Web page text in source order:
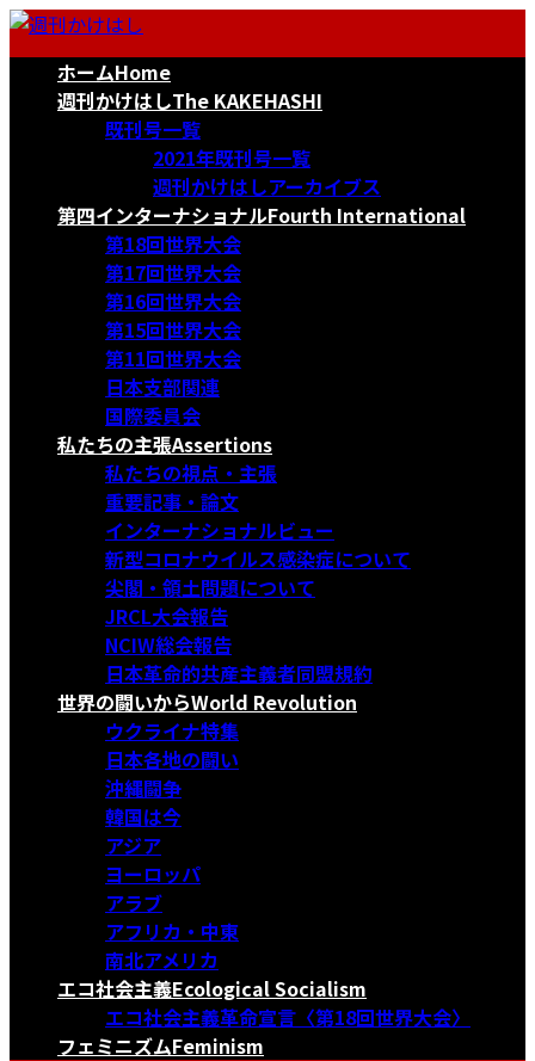
コ
ナ
ホームHome
週刊かけはしThe KAKEHASHI
既刊号一覧
2021年既刊号一覧
週刊かけはしアーカイブス
第四インターナショナルFourth International
第18回世界大会
第17回世界大会
第16回世界大会
第15回世界大会
第11回世界大会
日本支部関連
国際委員会
私たちの主張Assertions
私たちの視点・主張
重要記事・論文
インターナショナルビュー
新型コロナウイルス感染症について
尖閣・領土問題について
JRCL大会報告
NCIW総会報告
日本革命的共産主義者同盟規約
世界の闘いからWorld Revolution
ウクライナ特集
日本各地の闘い
沖縄闘争
韓国は今
アジア
ヨーロッパ
アラブ
アフリカ・中東
南北アメリカ
エコ社会主義Ecological Socialism
エコ社会主義革命宣言〈第18回世界大会〉
フェミニズムFeminism